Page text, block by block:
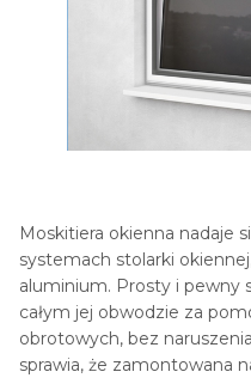
Moskitiera okienna nadaje
systemach stolarki
aluminium. Prosty i pewny
całym jej obwodzie za
obrotowych, bez
sprawia, że zamontowana